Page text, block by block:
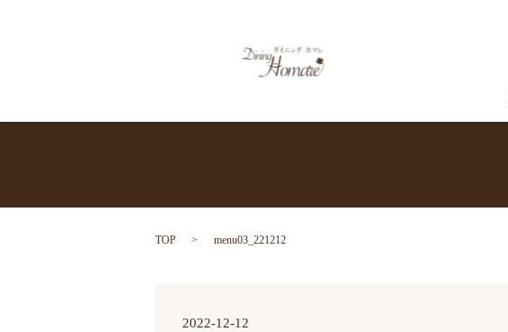
TOP menu03_221212
2022-12-12